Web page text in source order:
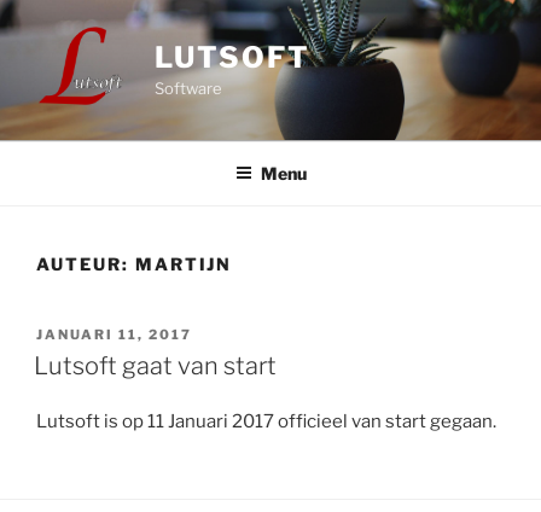
Ga
naar
inhoud
LUTSOFT
Software
Menu
AUTEUR: MARTIJN
GEPLAATST
OP
JANUARI 11, 2017
Lutsoft gaat van start
Lutsoft is op 11 Januari 2017 officieel van start gegaan.